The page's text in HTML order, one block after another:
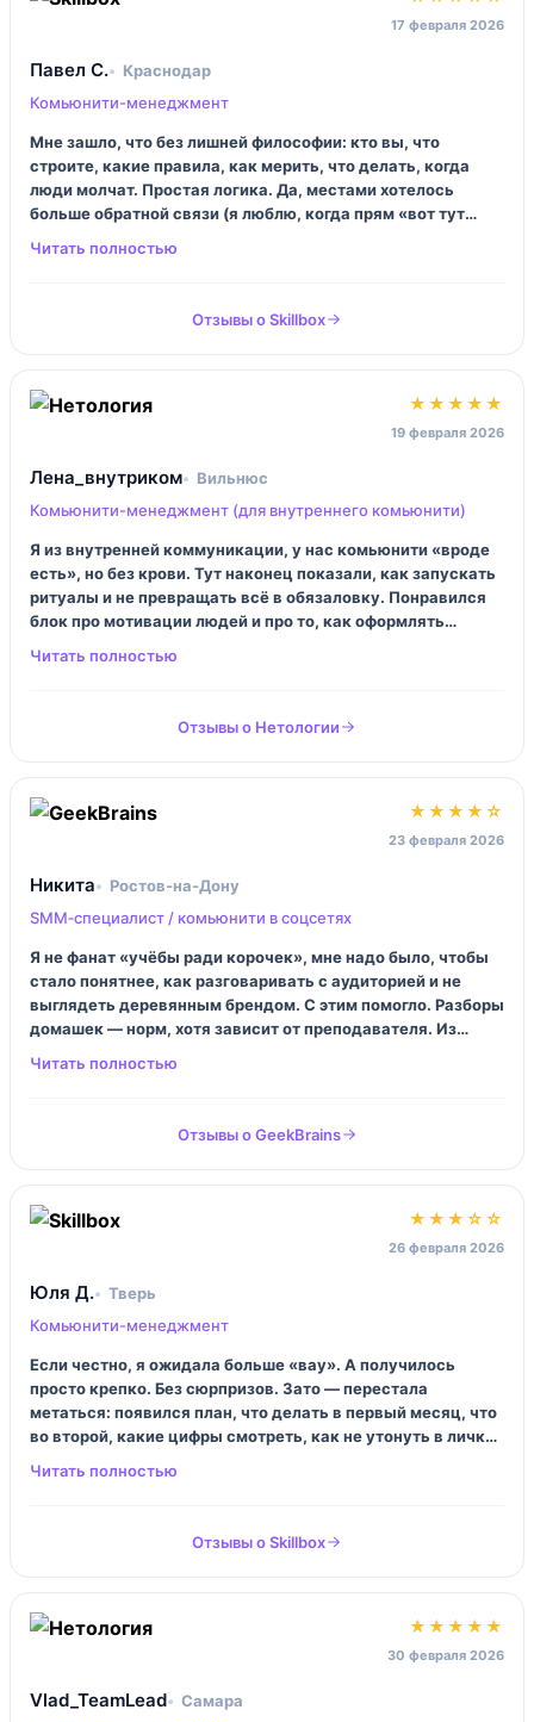
17 февраля 2026
Павел С.
Краснодар
Комьюнити-менеджмент
Мне зашло, что без лишней философии: кто вы, что
строите, какие правила, как мерить, что делать, когда
люди молчат. Простая логика. Да, местами хотелось
больше обратной связи (я люблю, когда прям «вот тут
плохо»), но и так вынес нормальный набор шаблонов под
Отзывы о Skillbox
★★★★★
19 февраля 2026
Лена_внутриком
Вильнюс
Комьюнити-менеджмент (для внутреннего комьюнити)
Я из внутренней коммуникации, у нас комьюнити «вроде
есть», но без крови. Тут наконец показали, как запускать
ритуалы и не превращать всё в обязаловку. Понравился
блок про мотивации людей и про то, как оформлять
правила так, чтобы их реально читали. Я взяла пару идей,
Отзывы о Нетологии
★★★★☆
23 февраля 2026
Никита
Ростов‑на‑Дону
SMM‑специалист / комьюнити в соцсетях
Я не фанат «учёбы ради корочек», мне надо было, чтобы
стало понятнее, как разговаривать с аудиторией и не
выглядеть деревянным брендом. С этим помогло. Разборы
домашек — норм, хотя зависит от преподавателя. Из
минусов: местами много про инструменты, а я хотел
Отзывы о GeekBrains
★★★☆☆
26 февраля 2026
Юля Д.
Тверь
Комьюнити-менеджмент
Если честно, я ожидала больше «вау». А получилось
просто крепко. Без сюрпризов. Зато — перестала
метаться: появился план, что делать в первый месяц, что
во второй, какие цифры смотреть, как не утонуть в личке.
Минус за меня: я не всегда успевала сдавать практику, и
Отзывы о Skillbox
★★★★★
30 февраля 2026
Vlad_TeamLead
Самара